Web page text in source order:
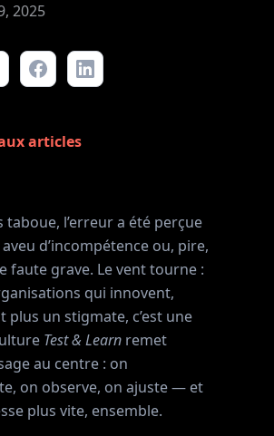
2025
articles
taboue, l’erreur a été perçue
d’incompétence ou, pire,
faute grave. Le vent tourne :
qui innovent,
plus un stigmate, c’est une
Test & Learn remet
au centre : on
on observe, on ajuste — et
plus vite, ensemble.